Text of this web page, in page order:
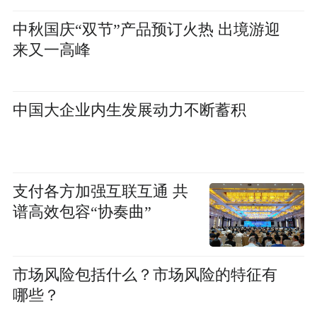
中秋国庆“双节”产品预订火热 出境游迎
来又一高峰
中国大企业内生发展动力不断蓄积
支付各方加强互联互通 共
谱高效包容“协奏曲”
市场风险包括什么？市场风险的特征有
哪些？